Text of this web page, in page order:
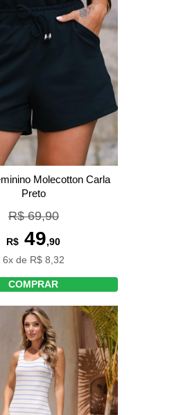
Molecotton Carla
Preto
R$ 69,90
R$ 49,90
6x de R$ 8,32
COMPRAR